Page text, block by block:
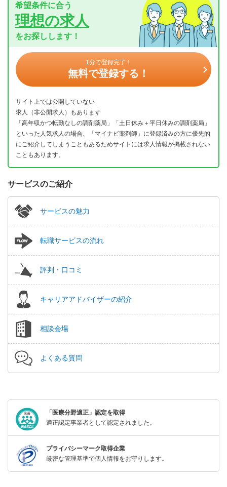
希望条件に合う
理想の求人
をお探しします！
1分で登録完了！
無料で登録する！
サイト上では公開していない
求人（非公開求人）もあります
「高年収かつ転勤なしの調剤薬局」「土日休み＋平日休みの調剤薬局」
といった人気求人の場合、「マイナビ薬剤師」に登録済みの方に優先的
にご紹介してしまうこともあるためサイトには求人情報が掲載されない
こともあります。
サービスのご紹介
サービスの魅力
転職サービスの流れ
評判・口コミ
キャリアアドバイザーの紹介
相談会場
よくある質問
「医療分野適正」認定を取得
適正認定事業者として認定されました。
プライバシーマーク取得企業
厳密な管理基準で個人情報をお守りします。